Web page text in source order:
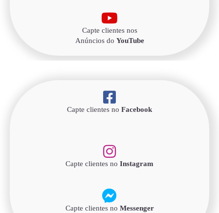
Capte clientes nos
Anúncios do YouTube
Capte clientes no Facebook
Capte clientes no Instagram
Capte clientes no Messenger